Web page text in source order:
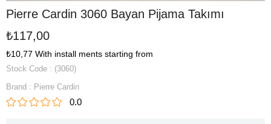
Pierre Cardin 3060 Bayan Pijama Takımı
₺117,00
₺10,77 With install ments starting from
Stock Code
(3060)
Brand : Pierre Cardin
0.0